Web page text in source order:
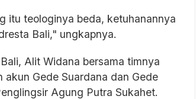
itu teologinya beda, ketuhanannya
Bali," ungkapnya.
Alit Widana bersama timnya
akun Gede Suardana dan Gede
Agung Putra Sukahet.